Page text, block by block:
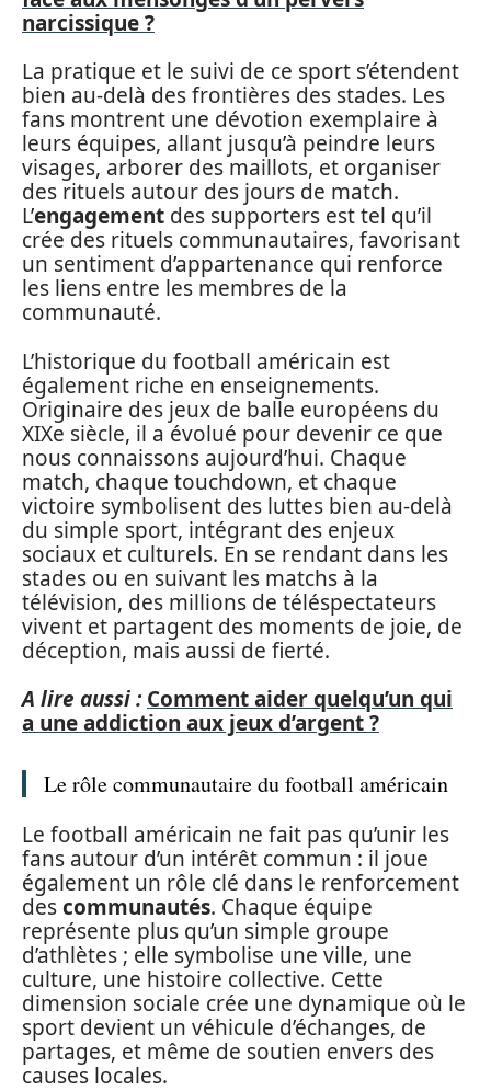
narcissique ?
La pratique et le suivi de ce sport s’étendent
bien au-delà des frontières des stades. Les
fans montrent une dévotion exemplaire à
leurs équipes, allant jusqu’à peindre leurs
visages, arborer des maillots, et organiser
des rituels autour des jours de match.
L’engagement des supporters est tel qu’il
crée des rituels communautaires, favorisant
un sentiment d’appartenance qui renforce
les liens entre les membres de la
communauté.
L’historique du football américain est
également riche en enseignements.
Originaire des jeux de balle européens du
XIXe siècle, il a évolué pour devenir ce que
nous connaissons aujourd’hui. Chaque
match, chaque touchdown, et chaque
victoire symbolisent des luttes bien au-delà
du simple sport, intégrant des enjeux
sociaux et culturels. En se rendant dans les
stades ou en suivant les matchs à la
télévision, des millions de téléspectateurs
vivent et partagent des moments de joie, de
déception, mais aussi de fierté.
A lire aussi : Comment aider quelqu’un qui
a une addiction aux jeux d’argent ?
Le rôle communautaire du football américain
Le football américain ne fait pas qu’unir les
fans autour d’un intérêt commun : il joue
également un rôle clé dans le renforcement
descommunautés. Chaque équipe
représente plus qu’un simple groupe
d’athlètes ; elle symbolise une ville, une
culture, une histoire collective. Cette
dimension sociale crée une dynamique où le
sport devient un véhicule d’échanges, de
partages, et même de soutien envers des
causes locales.